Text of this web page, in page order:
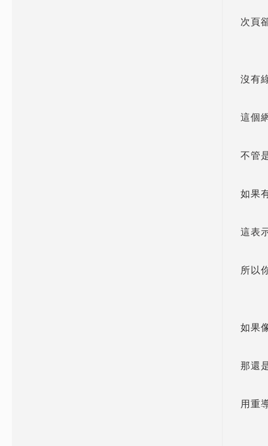
次頁
沒有
這個
不管
如果
這表
所以
如果
那還
用重